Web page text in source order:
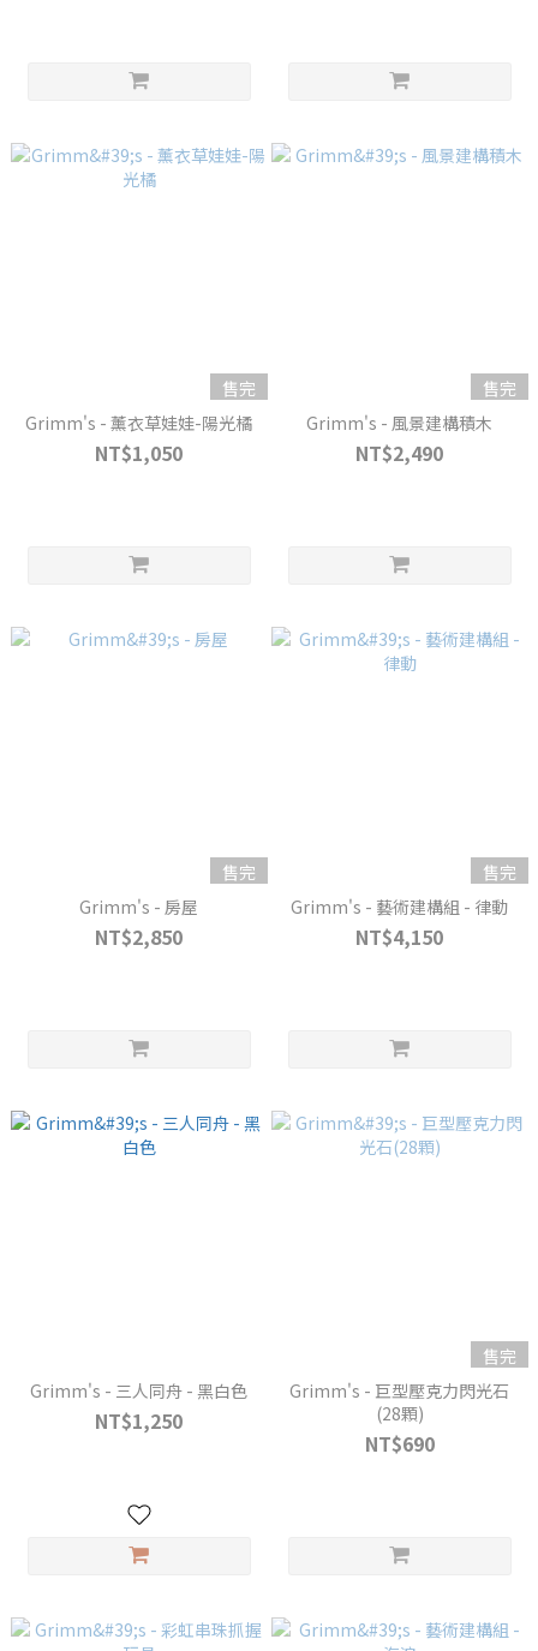
售完
Grimm's - 薰衣草娃娃-陽光橘
NT$1,050
售完
Grimm's - 風景建構積木
NT$2,490
售完
Grimm's - 房屋
NT$2,850
售完
Grimm's - 藝術建構組 - 律動
NT$4,150
Grimm's - 三人同舟 - 黑白色
NT$1,250
售完
Grimm's - 巨型壓克力閃光石
(28顆)
NT$690